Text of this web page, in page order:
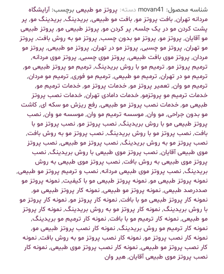
شناسه محصول: movan41 دسته: پروتز مو طبیعی برچسب:آرایشگاه
مردانه تهران, بافت پروتز مو, بافت مو طبیعی, بریدینگ, بریدینگ مو, پر
پشت کردن مو در یک جلسه, پر کردن مو, پروتز طبیعی مو, پروتز طبیعی
مو آقایان, پروتز مو, پروتز مو بدون چسب, پروتز مو به روش بافت, پروتز
مو تهران, پروتز مو چسبی, پروتز مو در تهران, پروتز مو طبیعی, پروتز مو
مردان, پروتز موی بافت طبیعی, پروتز موی چسبی, پروتز موی مردانه,
ترمیم پروتز مو, ترمیم مو با روش بریدینگ, ترمیم مو پروتز طبیعی مو,
ترمیم مو در تهران, ترمیم مو طبیعی, ترمیم مو فوری, ترمیم مو مردان,
ترمیم مو وان, تعمیر پروتز مو, خدمات پروتز مو, خدمات ترمیم مو,
خدمات ترمیم مو پروتزمو, خدمات دامادی تهران, خدمات نصب پروتز
طبیعی مو, خدمات نصب پروتز مو طبیعی, رفع ریزش مو سکه ای, کاشت
مو بدون جراحی, مو وان, موسسه ترمیم مو وان, موسسه مو وان, نصب
پروتز طبیعی مو با روش بریدینگ, نصب پروتز مو, نصب پروتز مو با
بافت, نصب پروتز مو با روش بریدینگ, نصب پروتز مو به روش بافت,
نصب پروتز مو به روش بریدینگ, نصب پروتز مو طبیعی, نصب پروتز
موی طبیعی آقایان, نصب پروتز موی طبیعی با روش بریدینگ, نصب
پروتز موی طبیعی به روش بافت, نصب پروتز موی طبیعی به روش
بریدینگ, نصب پروتز موی طبیعی مردانه, نصب و ترمیم پروتز مو طبیعی,
نمونه پروتز طبیعی مو, نمونه پروتز طبیعی مو با کیفیت, نمونه پروتز مو
صددرصد طبیعی, نمونه پروتز مو طبیعی, نمونه کار پروتز طبیعی مو,
نمونه کار پروتز طبیعی مو با بافت, نمونه کار پروتز مو, نمونه کار پروتز مو
با روش بریدینگ, نمونه کار پروتز مو به روش بریدینگ, نمونه کار پروتز
مو طبیعی, نمونه کار ترمیم مو با بافت, نمونه کار ترمیم مو بریدینگ,
نمونه کار ترمیم مو روش بریدینگ, نمونه کار نصب پروتز طبیعی مو,
نمونه کار نصب پروتز مو, نمونه کار نصب پروتز مو به روش بافت, نمونه
کار نصب پروتز مو طبیعی, نمونه کار نصب پروتز موی طبیعی, نمونه کار
نصب پروتز موی طبیعی آقایان, هیر وان